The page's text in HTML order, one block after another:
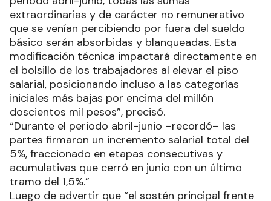
extraordinarias y de carácter no remunerativo
que se venían percibiendo por fuera del sueldo
básico serán absorbidas y blanqueadas. Esta
modificación técnica impactará directamente en
el bolsillo de los trabajadores al elevar el piso
salarial, posicionando incluso a las categorías
iniciales más bajas por encima del millón
doscientos mil pesos”, precisó.
“Durante el periodo abril-junio –recordó– las
partes firmaron un incremento salarial total del
5%, fraccionado en etapas consecutivas y
acumulativas que cerró en junio con un último
tramo del 1,5%.”
Luego de advertir que “el sostén principal frente